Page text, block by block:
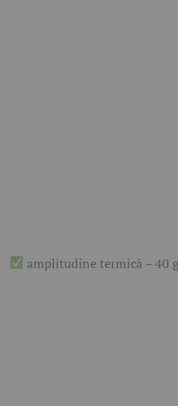
amplitudine termică – 40